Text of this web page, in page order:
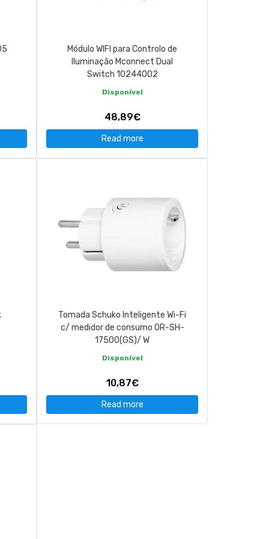
Módulo WIFI para Controlo de
Iluminação Mconnect Dual
Switch 10244002
Disponível
48,89€
Read more
Tomada Schuko Inteligente Wi-Fi
c/ medidor de consumo OR-SH-
17500(GS)/ W
Disponível
10,87€
Read more